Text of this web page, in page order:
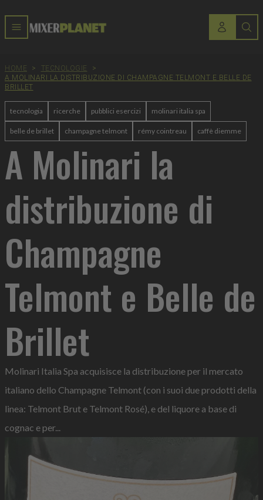
HOME > TECNOLOGIE
>
A MOLINARI LA DISTRIBUZIONE DI CHAMPAGNE TELMONT E BELLE DE
BRILLET
tecnologia ricerche pubblici esercizi molinari italia spa
belle de brillet champagne telmont rémy cointreau caffè diemme
A Molinari la
distribuzione di
Champagne
Telmont e Belle de
Brillet
Molinari Italia Spa acquisisce la distribuzione per il mercato
italiano dello Champagne Telmont (con i suoi due prodotti della
linea: Telmont Brut e Telmont Rosé), e del liquore a base di
cognac e per...